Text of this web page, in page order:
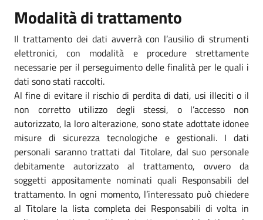
Modalità di trattamento
Il trattamento dei dati avverrà con l’ausilio di strumenti
elettronici, con modalità e procedure strettamente
necessarie per il perseguimento delle finalità per le quali i
dati sono stati raccolti.
Al fine di evitare il rischio di perdita di dati, usi illeciti o il
non corretto utilizzo degli stessi, o l’accesso non
autorizzato, la loro alterazione, sono state adottate idonee
misure di sicurezza tecnologiche e gestionali. I dati
personali saranno trattati dal Titolare, dal suo personale
debitamente autorizzato al trattamento, ovvero da
soggetti appositamente nominati quali Responsabili del
trattamento. In ogni momento, l’interessato può chiedere
al Titolare la lista completa dei Responsabili di volta in